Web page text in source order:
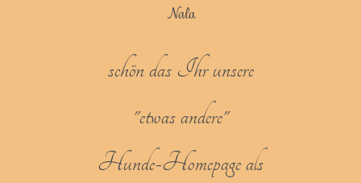
Nala
schön das Ihr unsere
"etwas andere"
Hunde-Homepage als